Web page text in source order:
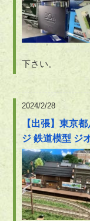
下さい。
2024/2/28
【出張】東京
ジ 鉄道模型 ジ